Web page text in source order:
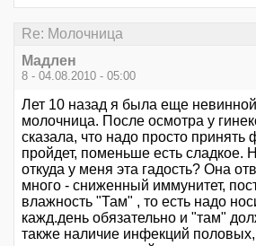
Re: Молочница
Мадлен
8 - 04.08.2010 - 05:00
Лет 10 назад я была еще
молочница. После осмотра у
сказала, что надо просто принять
пройдет, поменьше есть сладкое.
откуда у меня эта гадость? Она
много - сниженный иммунитет,
влажность "Там" , то есть надо
кажд.день обязательно и "там"
также наличие инфекций половых,